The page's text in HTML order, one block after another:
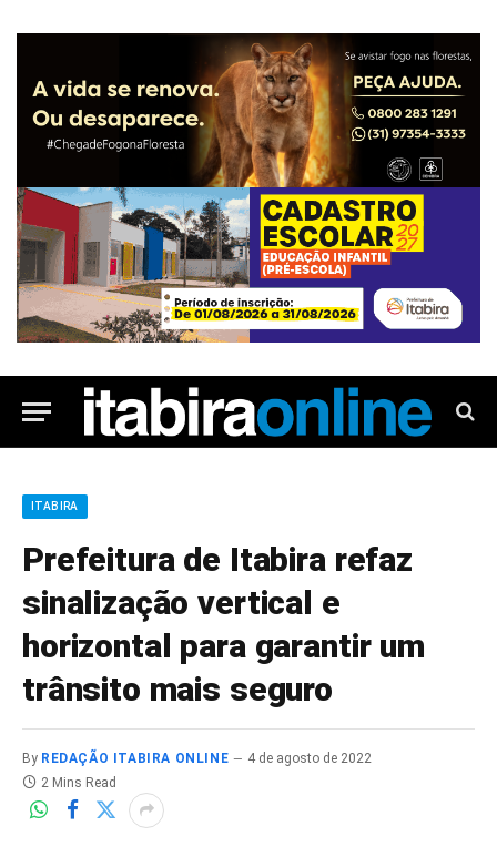
ITABIRA
Prefeitura de Itabira refaz
sinalização vertical e
horizontal para garantir um
trânsito mais seguro
By REDAÇÃO ITABIRA ONLINE
4 de agosto de 2022
2 Mins Read